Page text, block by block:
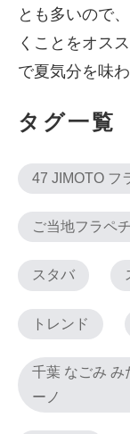
とも多いので
くことをオス
で夏気分を味わ
タグ一覧
47 JIMOTO フ
ご当地フラペ
スタバ
トレンド
千葉 なごみ み
ーノ